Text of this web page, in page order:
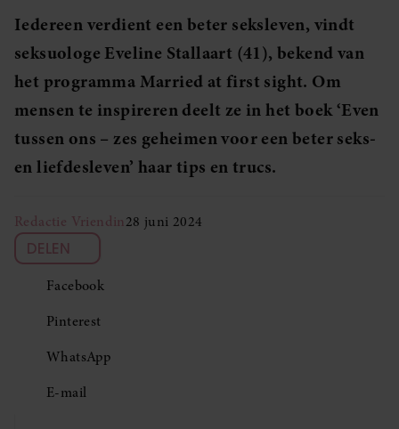
Iedereen verdient een beter seksleven, vindt
seksuologe Eveline Stallaart (41), bekend van
het programma Married at first sight. Om
mensen te inspireren deelt ze in het boek ‘Even
tussen ons – zes geheimen voor een beter seks-
en liefdesleven’ haar tips en trucs.
Redactie Vriendin28 juni 2024
DELEN
Facebook
Pinterest
WhatsApp
E-mail